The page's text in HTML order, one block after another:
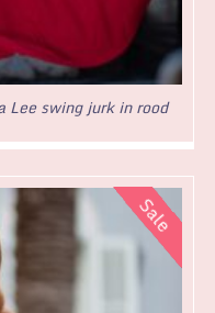
Lee swing jurk in rood